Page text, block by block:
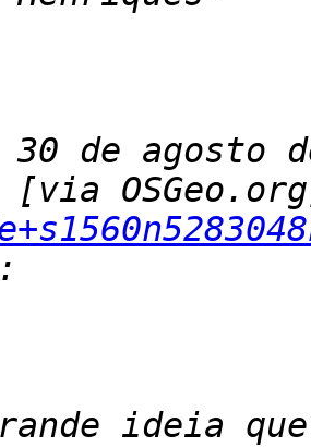
30 de agosto
ideia